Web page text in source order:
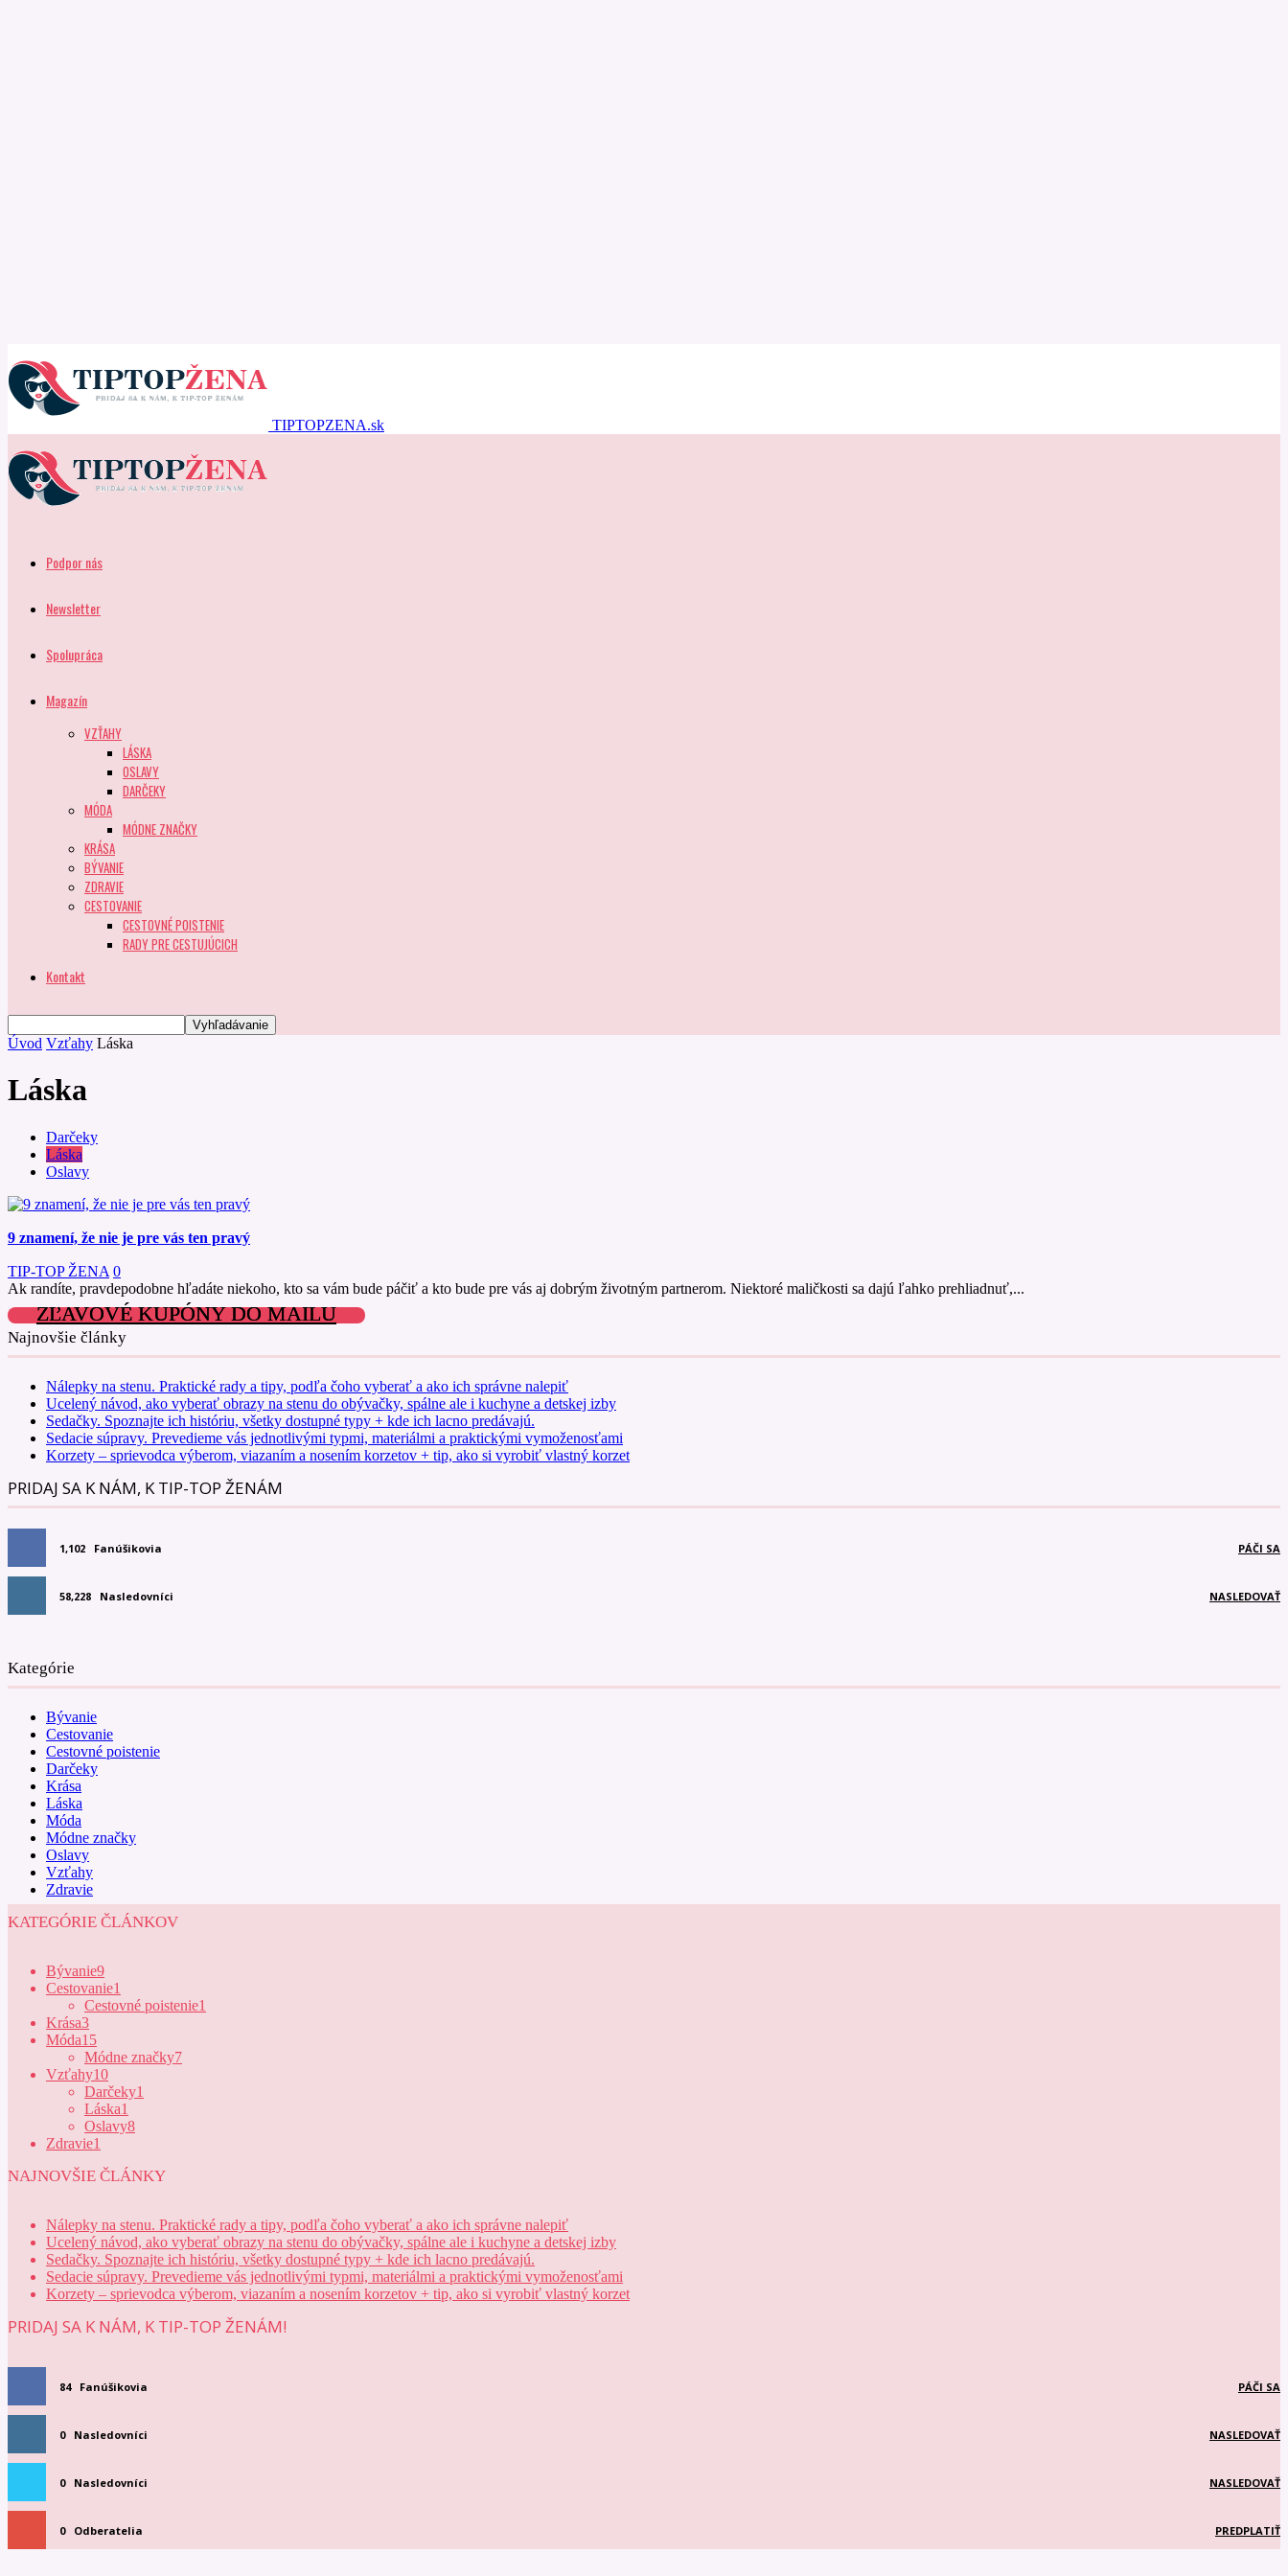
TIPTOPZENA.sk
Podpor nás
Newsletter
Spolupráca
Magazín
VZŤAHY
LÁSKA
OSLAVY
DARČEKY
MÓDA
MÓDNE ZNAČKY
KRÁSA
BÝVANIE
ZDRAVIE
CESTOVANIE
CESTOVNÉ POISTENIE
RADY PRE CESTUJÚCICH
Kontakt
Úvod Vzťahy Láska
Láska
Darčeky
Láska
Oslavy
9 znamení, že nie je pre vás ten pravý
TIP-TOP ŽENA 0
Ak randíte, pravdepodobne hľadáte niekoho, kto sa vám bude páčiť a kto bude pre vás aj dobrým životným partnerom. Niektoré maličkosti sa dajú ľahko prehliadnuť,...
ZĽAVOVÉ KUPÓNY DO MAILU
Najnovšie články
Nálepky na stenu. Praktické rady a tipy, podľa čoho vyberať a ako ich správne nalepiť
Ucelený návod, ako vyberať obrazy na stenu do obývačky, spálne ale i kuchyne a detskej izby
Sedačky. Spoznajte ich históriu, všetky dostupné typy + kde ich lacno predávajú.
Sedacie súpravy. Prevedieme vás jednotlivými typmi, materiálmi a praktickými vymoženosťami
Korzety – sprievodca výberom, viazaním a nosením korzetov + tip, ako si vyrobiť vlastný korzet
PRIDAJ SA K NÁM, K TIP-TOP ŽENÁM
1,102 Fanúšikovia PÁČI SA
58,228 Nasledovníci NASLEDOVAŤ
Kategórie
Bývanie
Cestovanie
Cestovné poistenie
Darčeky
Krása
Láska
Móda
Módne značky
Oslavy
Vzťahy
Zdravie
KATEGÓRIE ČLÁNKOV
Bývanie9
Cestovanie1
Cestovné poistenie1
Krása3
Móda15
Módne značky7
Vzťahy10
Darčeky1
Láska1
Oslavy8
Zdravie1
NAJNOVŠIE ČLÁNKY
Nálepky na stenu. Praktické rady a tipy, podľa čoho vyberať a ako ich správne nalepiť
Ucelený návod, ako vyberať obrazy na stenu do obývačky, spálne ale i kuchyne a detskej izby
Sedačky. Spoznajte ich históriu, všetky dostupné typy + kde ich lacno predávajú.
Sedacie súpravy. Prevedieme vás jednotlivými typmi, materiálmi a praktickými vymoženosťami
Korzety – sprievodca výberom, viazaním a nosením korzetov + tip, ako si vyrobiť vlastný korzet
PRIDAJ SA K NÁM, K TIP-TOP ŽENÁM!
84 Fanúšikovia PÁČI SA
0 Nasledovníci NASLEDOVAŤ
0 Nasledovníci NASLEDOVAŤ
0 Odberatelia PREDPLATIŤ